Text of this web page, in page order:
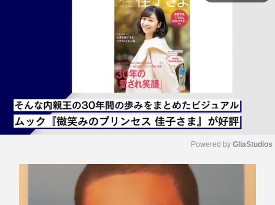
Powered by GliaStudios